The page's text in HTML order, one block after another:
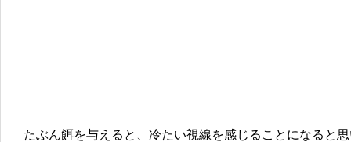
たぶん餌を与えると、冷たい視線を感じることになると